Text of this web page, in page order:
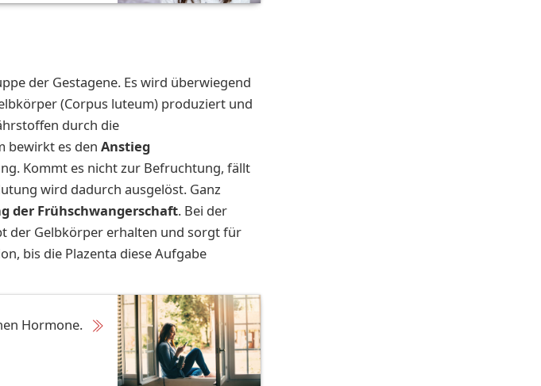
der Gestagene. Es wird überwiegend
(Corpus luteum) produziert und
durch die
bewirkt es den Anstieg
Kommt es nicht zur Befruchtung, fällt
wird dadurch ausgelöst. Ganz
der Frühschwangerschaft. Bei der
der Gelbkörper erhalten und sorgt für
bis die Plazenta diese Aufgabe
Hormone.